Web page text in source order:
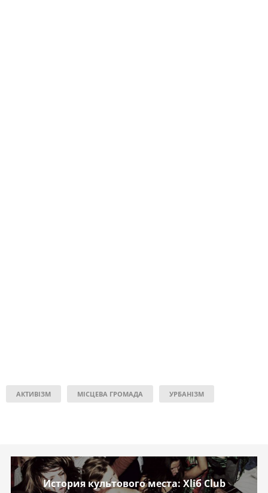
АКТИВІЗМ МІСЦЕВА ГРОМАДА УРБАНІЗМ
История культового места: Xlіб Club